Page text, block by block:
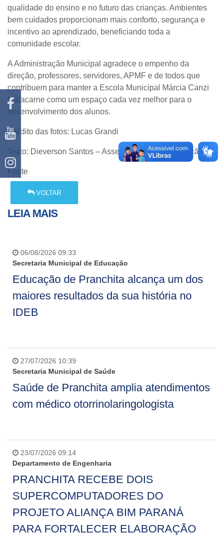
qualidade do ensino e no futuro das crianças. Ambientes
bem cuidados proporcionam mais conforto, segurança e
incentivo ao aprendizado, beneficiando toda a
comunidade escolar.
A Administração Municipal agradece o empenho da
direção, professores, servidores, APMF e de todos que
contribuem para manter a Escola Municipal Márcia Canzi
Malacarne como um espaço cada vez melhor para o
desenvolvimento dos alunos.
Crédito das fotos: Lucas Grandi
Texto: Dieverson Santos – Assessoria de Comunicação.
Fonte
VOLTAR
LEIA MAIS
06/08/2026 09:33
Secretaria Municipal de Educação
Educação de Pranchita alcança um dos
maiores resultados da sua história no
IDEB
27/07/2026 10:39
Secretaria Municipal de Saúde
Saúde de Pranchita amplia atendimentos
com médico otorrinolaringologista
23/07/2026 09:14
Departamento de Engenharia
PRANCHITA RECEBE DOIS
SUPERCOMPUTADORES DO
PROJETO ALIANÇA BIM PARANÁ
PARA FORTALECER ELABORAÇÃO